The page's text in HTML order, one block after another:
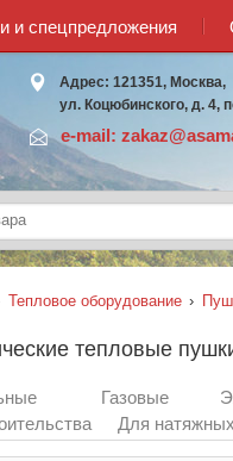
и спецпредложения
Адрес: 121351, Москва,
ул. Коцюбинского, д. 4,
e-mail:
Тепловое оборудование ›
тепловые
Газовые
Для